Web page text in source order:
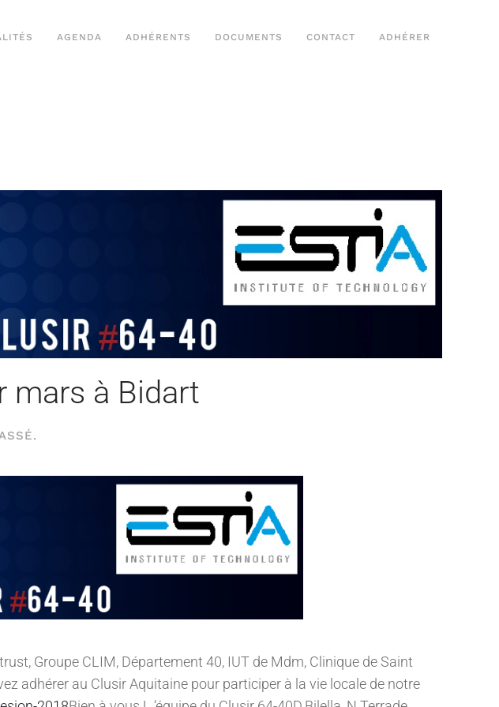
AGENDA ADHÉRENTS DOCUMENTS CONTACT ADHÉRER
mars à Bidart
.
Groupe CLIM, Département 40, IUT de Mdm, Clinique de Saint
adhérer au Clusir Aquitaine pour participer à la vie locale de notre